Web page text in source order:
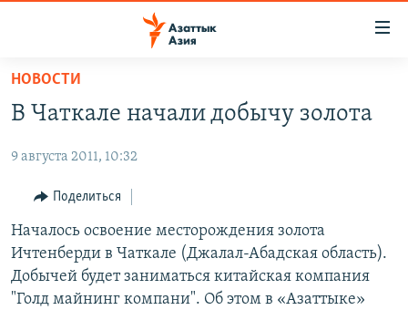
Вернуться
основному
Вернутся
навигации
Вернутся
поиску
КЫРГЫЗСТАН
УЗБЕКИСТАН
ТАДЖИКИСТАН
ВОЙНА В УКРАИНЕ
НА ДРУГИХ ЯЗЫКАХ
ҚАЗАҚША
КЫРГЫЗЧА
ЎЗБЕКЧА
ПОДПИШИТЕСЬ НА НАС В СОЦСЕТЯХ
НОВОСТИ
В Чаткале начали добычу золота
9 августа 2011, 10:32
Поделиться
Началось освоение месторождения золота
Ичтенберди в Чаткале (Джалал-Абадская область).
Добычей будет заниматься китайская компания
"Голд майнинг компани". Об этом в «Азаттыке»